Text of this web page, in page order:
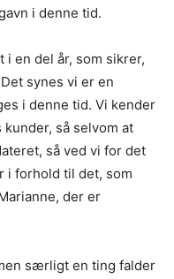
i denne tid.
i en del år, som sikrer,
synes vi er en
i denne tid. Vi kender
så selvom at
så ved vi for det
i forhold til det, som
der er
særligt en ting falder